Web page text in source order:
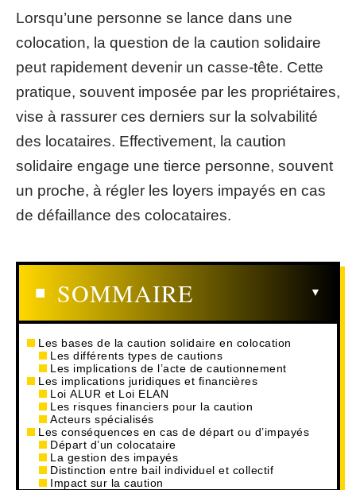
Lorsqu’une personne se lance dans une
colocation, la question de la caution solidaire
peut rapidement devenir un casse-tête. Cette
pratique, souvent imposée par les propriétaires,
vise à rassurer ces derniers sur la solvabilité
des locataires. Effectivement, la caution
solidaire engage une tierce personne, souvent
un proche, à régler les loyers impayés en cas
de défaillance des colocataires.
SOMMAIRE
Les bases de la caution solidaire en colocation
Les différents types de cautions
Les implications de l’acte de cautionnement
Les implications juridiques et financières
Loi ALUR et Loi ELAN
Les risques financiers pour la caution
Acteurs spécialisés
Les conséquences en cas de départ ou d’impayés
Départ d’un colocataire
La gestion des impayés
Distinction entre bail individuel et collectif
Impact sur la caution